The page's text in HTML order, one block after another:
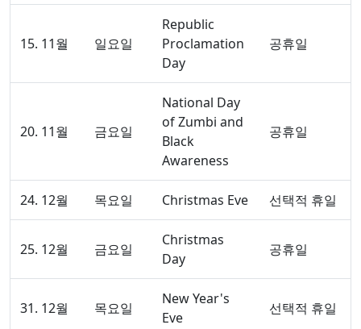
15. 11월 일요일
Republic
Proclamation
Day
공휴일
20. 11월 금요일
National Day
of Zumbi and
Black
Awareness
공휴일
24. 12월 목요일 Christmas Eve 선택적 휴일
25. 12월 금요일
Christmas
Day
공휴일
31. 12월 목요일
New Year's
Eve
선택적 휴일